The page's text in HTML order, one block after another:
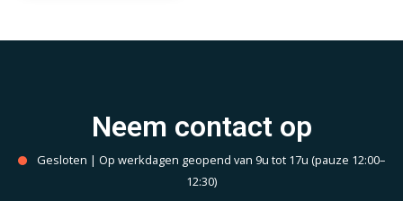
Neem contact op
Gesloten | Op werkdagen geopend van 9u tot 17u (pauze 12:00–
12:30)